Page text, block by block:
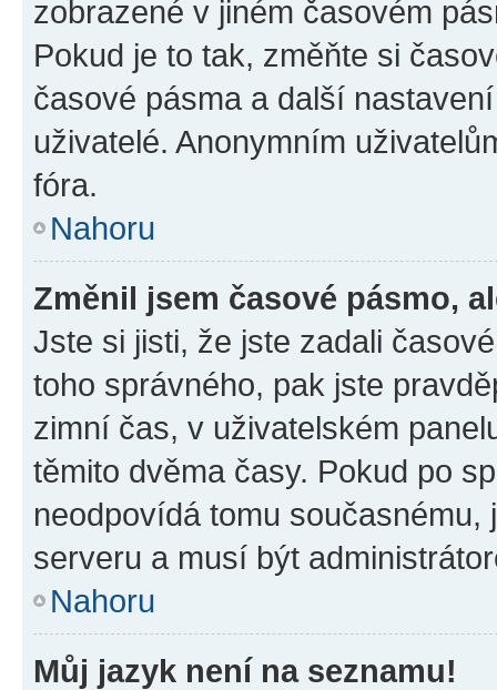
zobrazené v jiném časovém
Pokud je to tak, změňte si
časové pásma a další
uživatelé. Anonymním
fóra.
Nahoru
Změnil jsem časové pásmo,
Jste si jisti, že jste zadali
toho správného, pak jste
zimní čas, v uživatelském
těmito dvěma časy. Pokud po
neodpovídá tomu
serveru a musí být
Nahoru
Můj jazyk není na seznamu!